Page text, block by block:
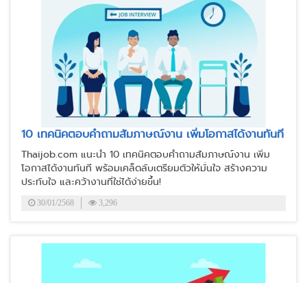
10 เทคนิคตอบคำถามสัมภาษณ์งาน เพิ่มโอกาสได้งานทันที
Thaijob.com แนะนำ 10 เทคนิคตอบคำถามสัมภาษณ์งาน เพิ่ม
โอกาสได้งานทันที พร้อมเคล็ดลับเตรียมตัวให้มั่นใจ สร้างความ
ประทับใจ และคว้างานที่ใช่ได้ง่ายขึ้น!
30/01/2568 3,296